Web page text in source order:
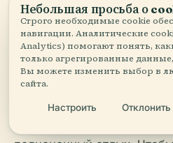
Пакистана. Ее огромные
замысловатое искусство
атмосфера делают ее
посещения как для
туристов. Бесплатный
экскурсии и множество
достопримечательностей
Небольшая просьба о
Строго необходимые cookie
навигации. Аналитические
Analytics) помогают понять,
только агрегированные
Вы можете изменить выбор в
сайта.
Настроить